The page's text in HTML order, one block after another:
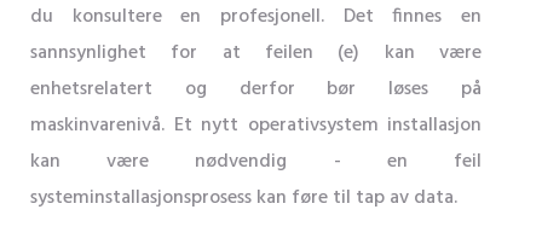
du konsultere en profesjonell. Det finnes en
sannsynlighet for at feilen (e) kan være
enhetsrelatert og derfor bør løses på
maskinvarenivå. Et nytt operativsystem installasjon
kan være nødvendig - en feil
systeminstallasjonsprosess kan føre til tap av data.